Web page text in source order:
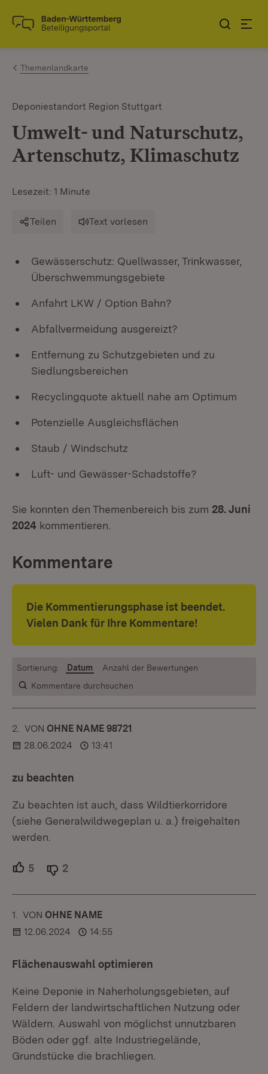
Zum Inhalt springen
Link zur Startseite
Themenlandkarte
Deponiestandort Region Stuttgart
Umwelt- und Naturschutz,
Artenschutz, Klimaschutz
Lesezeit: 1 Minute
Teilen Text vorlesen
Gewässerschutz: Quellwasser, Trinkwasser,
Überschwemmungsgebiete
Anfahrt LKW / Option Bahn?
Abfallvermeidung ausgereizt?
Entfernung zu Schutzgebieten und zu
Siedlungsbereichen
Recyclingquote aktuell nahe am Optimum
Potenzielle Ausgleichsflächen
Staub / Windschutz
Luft- und Gewässer-Schadstoffe?
Sie konnten den Themenbereich bis zum 28. Juni
2024 kommentieren.
Kommentare
Die Kommentierungsphase ist beendet.
Vielen Dank für Ihre Kommentare!
Kommentare durchsuchen
Sortierung: Datum Anzahl der Bewertungen
2. KOMMENTAR
VON :OHNE NAME 98721
28.06.2024
13:41
zu beachten
Zu beachten ist auch, dass Wildtierkorridore
(siehe Generalwildwegeplan u. a.) freigehalten
werden.
5 Unterstützer.
2
1. KOMMENTAR
VON :OHNE NAME
12.06.2024
14:55
Flächenauswahl optimieren
Keine Deponie in Naherholungsgebieten, auf
Feldern der landwirtschaftlichen Nutzung oder
Wäldern. Auswahl von möglichst unnutzbaren
Böden oder ggf. alte Industriegelände,
Grundstücke die brachliegen.